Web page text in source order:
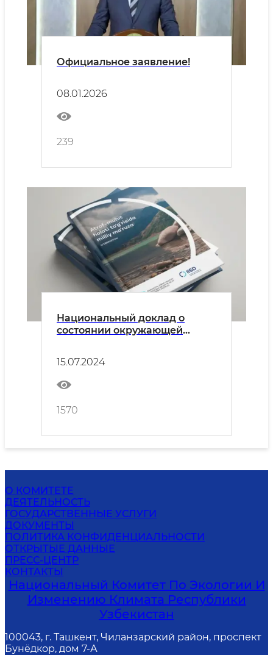
Официальное заявление!
08.01.2026
239
Национальный доклад о
состоянии окружающей
15.07.2024
1570
О КОМИТЕТЕ
ДЕЯТЕЛЬНОСТЬ
ГОСУДАРСТВЕННЫЕ УСЛУГИ
ДОКУМЕНТЫ
ПОЛИТИКА КОНФИДЕНЦИАЛЬНОСТИ
ОТКРЫТЫЕ ДАННЫЕ
ПРЕСС-ЦЕНТР
КОНТАКТЫ
Национальный Комитет По Экологии И
Изменению Климата Республики
Узбекистан
100043, г. Ташкент, Чиланзарский район, проспект
Бунёдкор, дом 7-А